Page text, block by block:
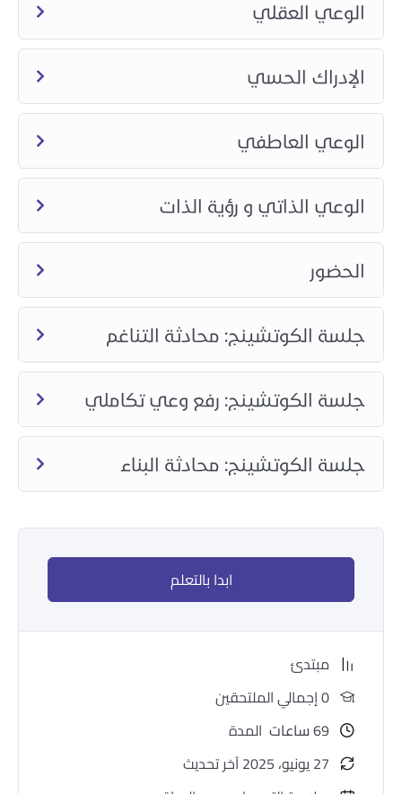
الوعي العقلي
الإدراك الحسي
الوعي العاطفي
الوعي الذاتي و رؤية الذات
الحضور
جلسة الكوتشينج: محادثة التناغم
جلسة الكوتشينج: رفع وعي تكاملي
جلسة الكوتشينج: محادثة البناء
ابدا بالتعلم
مبتدئ
0 إجمالي الملتحقين
69ساعات المدة
27 يونيو، 2025 آخر تحديث